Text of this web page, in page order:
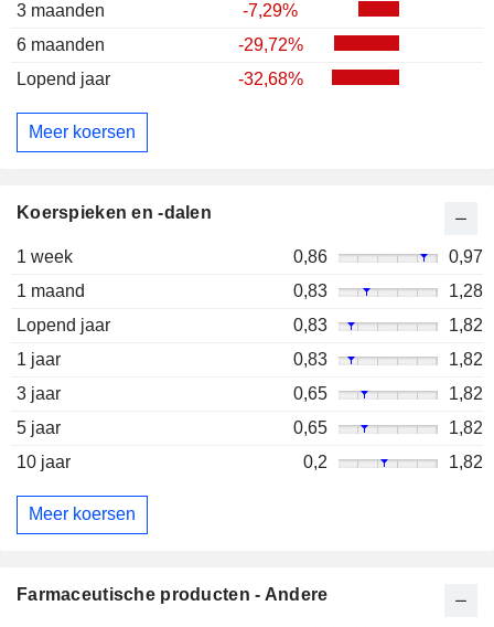
3 maanden
-7,29%
6 maanden
-29,72%
Lopend jaar
-32,68%
Meer koersen
Koerspieken en -dalen
1 week 0,86
0,97
1 maand
0,83
1,28
Lopend jaar
0,83
1,82
1 jaar
0,83
1,82
3 jaar
0,65
1,82
5 jaar
0,65
1,82
10 jaar
0,2 1,82
Meer koersen
Farmaceutische producten - Andere